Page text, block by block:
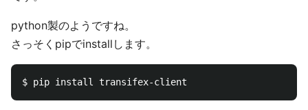
python製のようですね。
さっそくpipでinstallします。